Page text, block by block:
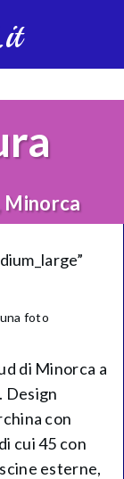
Minorca
foto
di Minorca a
Design
con
cui 45 con
esterne,